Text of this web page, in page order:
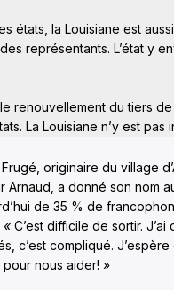
états, la Louisiane est
représentants. L’état y
renouvellement du tiers
La Louisiane n’y est pas
originaire du village
Arnaud, a donné son nom
de 35 % de
« C’est difficile de sortir.
c’est compliqué.
pour nous aider! »